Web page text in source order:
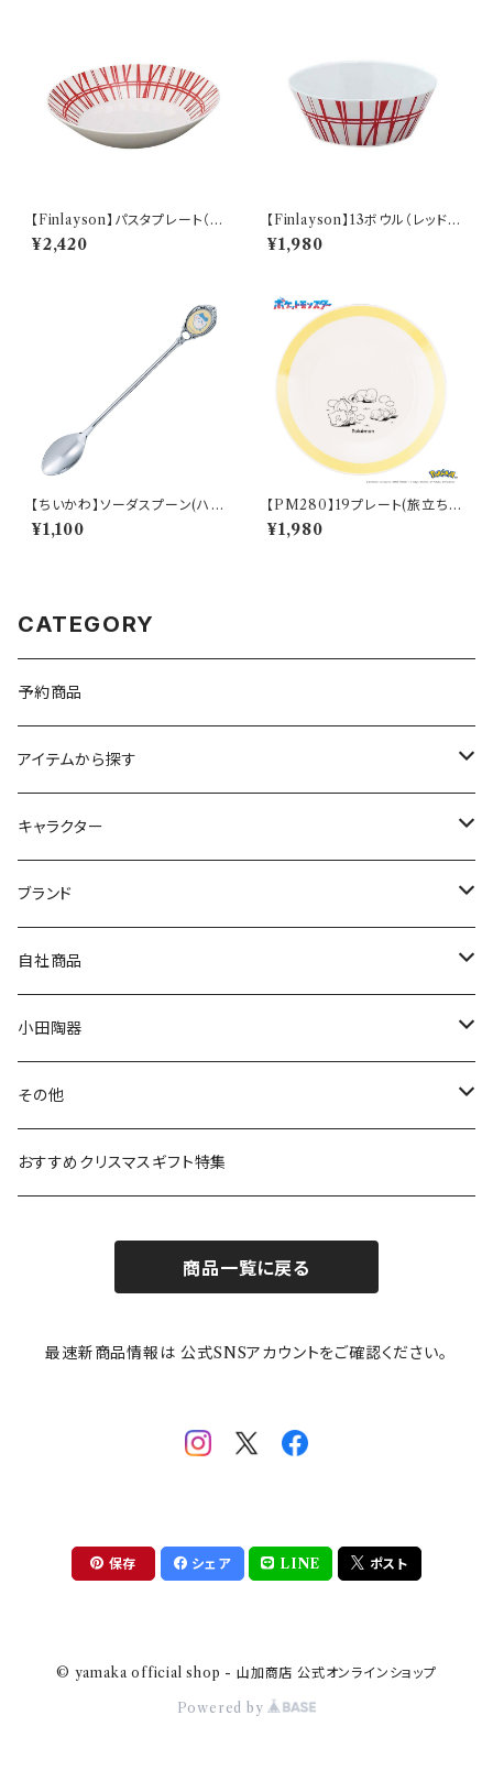
【Finlayson】パスタプレート（レ
ッド）【コロナ】
¥2,420
【Finlayson】13ボウル（レッド）
【コロナ】
¥1,980
【ちいかわ】ソーダスプーン(ハチ
ワレ)【CKW40】CKW42-850
¥1,100
【PM280】19プレート(旅立ち)
【Daily Sketch】PM285-330
¥1,980
CATEGORY
予約商品
アイテムから探す
九谷焼
マグ＆カップ
プレート
ボウル
ガラスウェア
カトラリー
キャラクター
ムーミン
80th記念アイテム
リトルミイの日記念アイテム
MOOMIN ANIMATION
スヌーピー
ピーターラビット
ポケットモンスター
mofusand（モフサンド）
mofsand×日比谷花壇
ちびまる子ちゃんandクレヨンしんちゃん
ブランド
LA AMYS(エミーズ)
LISA LARSON(リサラーソン)
LAURA ASHLEY(ローラ アシュレイ)
Finlayson(フィンレイソン)
HANAE MORI(ハナエモリ)
THE BEATLES(ザ・ビートルズ)
【山加商店×yaeko】migratory bird
自社商品
ねこ企画
Cecera(セセラ)
CELEC(セレック)
隅切り重箱
HAPPY DINING(ハッピーダイニング)
小田陶器
さざなみ
吉祥
メイメイウェア
SoSo(ソソ）
その他
リサイクル食器
おすすめクリスマスギフト特集
商品一覧に戻る
最速新商品情報は 公式SNSアカウントをご確認ください。
保存 シェア LINE ポスト
© yamaka official shop - 山加商店 公式オンラインショップ
Powered by